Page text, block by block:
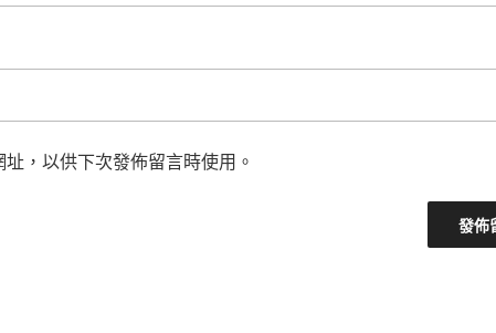
，以供下次發佈留言時使用。